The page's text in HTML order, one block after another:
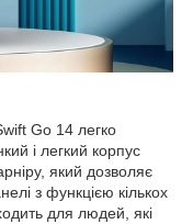
Go 14 легко
і легкий корпус
який дозволяє
з функцією кількох
для людей, які